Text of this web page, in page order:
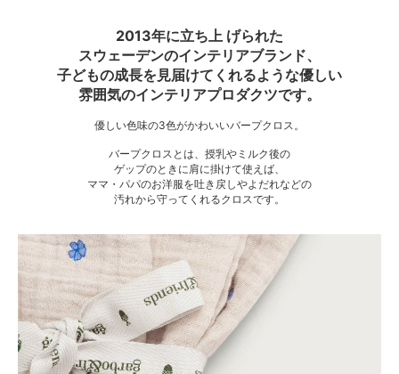
2013年に立ち上 げられた
スウェーデンのインテリアブランド、
子どもの成長を見届けてくれるような優しい
雰囲気のインテリアプロダクツです。
優しい色味の3色がかわいいバープクロス。
バープクロスとは、授乳やミルク後の
ゲップのときに肩に掛けて使えば、
ママ・パパのお洋服を吐き戻しやよだれなどの
汚れから守ってくれるクロスです。